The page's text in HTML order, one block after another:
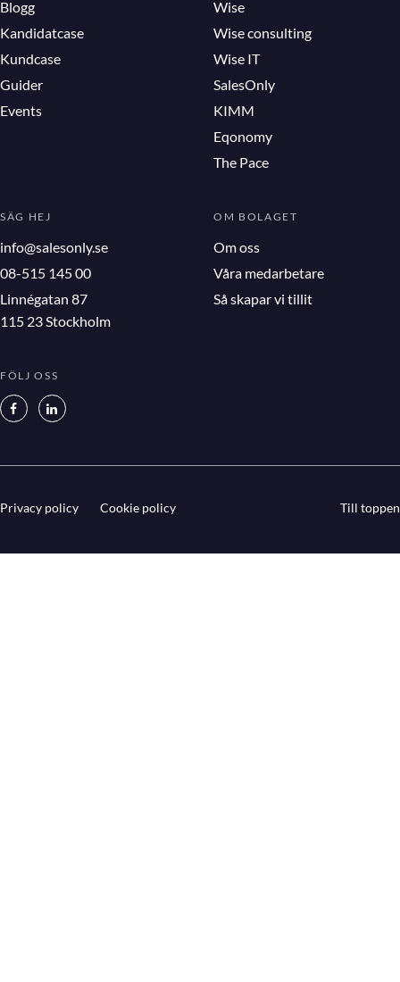
Blogg
Kandidatcase
Kundcase
Guider
Events
Wise
Wise consulting
Wise IT
SalesOnly
KIMM
Eqonomy
The Pace
SÄG HEJ
info@salesonly.se
08-515 145 00
Linnégatan 87
115 23 Stockholm
OM BOLAGET
Om oss
Våra medarbetare
Så skapar vi tillit
FÖLJ OSS
Privacy policy Cookie policy Till toppen